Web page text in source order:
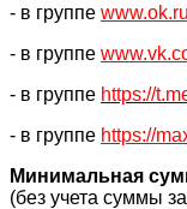
- в группе
- в группе
- в группе https://
- в группе https://
Минимальная
(без учета суммы